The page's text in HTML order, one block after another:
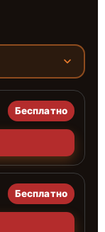
Бесплатно
Бесплатно